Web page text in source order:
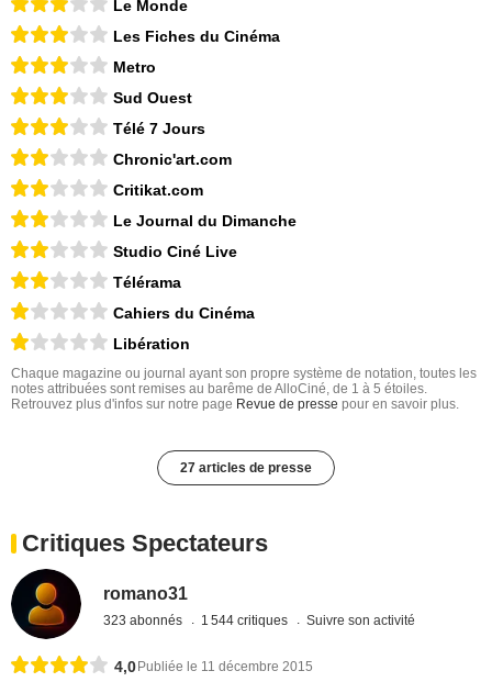
Le Monde
Les Fiches du Cinéma
Metro
Sud Ouest
Télé 7 Jours
Chronic'art.com
Critikat.com
Le Journal du Dimanche
Studio Ciné Live
Télérama
Cahiers du Cinéma
Libération
Chaque magazine ou journal ayant son propre système de notation, toutes les
notes attribuées sont remises au barême de AlloCiné, de 1 à 5 étoiles.
Retrouvez plus d'infos sur notre page Revue de presse pour en savoir plus.
27 articles de presse
Critiques Spectateurs
romano31
323 abonnés 1 544 critiques Suivre son activité
4,0Publiée le 11 décembre 2015